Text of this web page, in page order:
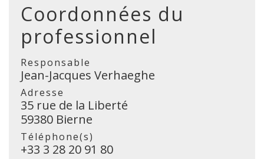
Coordonnées du
professionnel
Responsable
Jean-Jacques Verhaeghe
Adresse
35 rue de la Liberté
59380 Bierne
Téléphone(s)
+33 3 28 20 91 80